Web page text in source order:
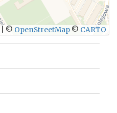
© OpenStreetMap © CARTO